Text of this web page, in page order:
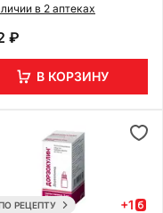
в 2 аптеках
₽
В КОРЗИНУ
РЕЦЕПТУ +1